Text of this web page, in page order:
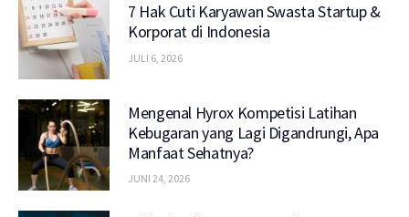
7 Hak Cuti Karyawan Swasta Startup &
Korporat di Indonesia
JULI 6, 2026
Mengenal Hyrox Kompetisi Latihan
Kebugaran yang Lagi Digandrungi, Apa
Manfaat Sehatnya?
JUNI 24, 2026